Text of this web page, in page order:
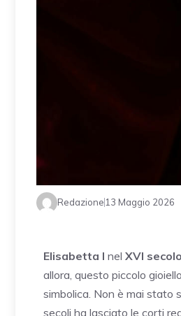
Redazione 13 Maggio 2026
Elisabetta I nel XVI secolo
allora, questo piccolo
simbolica. Non è mai stato
secoli ha lasciato le corti